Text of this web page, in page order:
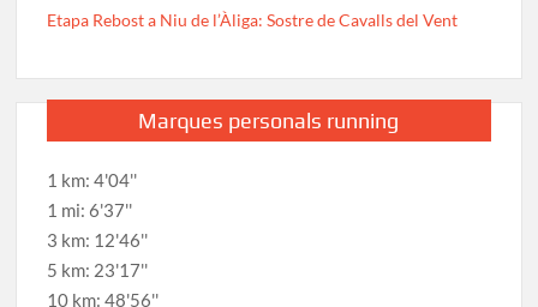
Etapa Rebost a Niu de l’Àliga: Sostre de Cavalls del Vent
Marques personals running
1 km: 4'04''
1 mi: 6'37''
3 km: 12'46''
5 km: 23'17''
10 km: 48'56''